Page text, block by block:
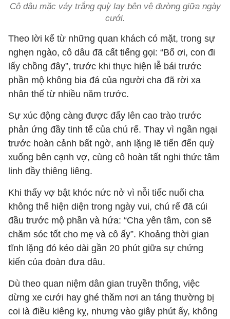
Cô dâu mặc váy trắng quỳ lạy bên vệ đường giữa ngày
cưới.
Theo lời kể từ những quan khách có mặt, trong sự
nghẹn ngào, cô dâu đã cất tiếng gọi: “Bố ơi, con đi
lấy chồng đây”, trước khi thực hiện lễ bái trước
phần mộ không bia đá của người cha đã rời xa
nhân thế từ nhiều năm trước.
Sự xúc động càng được đẩy lên cao trào trước
phản ứng đầy tinh tế của chú rể. Thay vì ngần ngại
trước hoàn cảnh bất ngờ, anh lặng lẽ tiến đến quỳ
xuống bên cạnh vợ, cùng cô hoàn tất nghi thức tâm
linh đầy thiêng liêng.
Khi thấy vợ bật khóc nức nở vì nỗi tiếc nuối cha
không thể hiện diện trong ngày vui, chú rể đã cúi
đầu trước mộ phần và hứa: “Cha yên tâm, con sẽ
chăm sóc tốt cho mẹ và cô ấy”. Khoảng thời gian
tĩnh lặng đó kéo dài gần 20 phút giữa sự chứng
kiến của đoàn đưa dâu.
Dù theo quan niệm dân gian truyền thống, việc
dừng xe cưới hay ghé thăm nơi an táng thường bị
coi là điều kiêng kỵ, nhưng vào giây phút ấy, không